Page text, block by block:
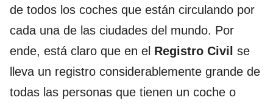
de todos los coches que están circulando por
cada una de las ciudades del mundo. Por
ende, está claro que en el Registro Civil se
lleva un registro considerablemente grande de
todas las personas que tienen un coche o